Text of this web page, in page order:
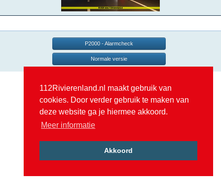
112Rivierenland.nl maakt gebruik van
cookies. Door verder gebruik te maken van
deze website ga je hiermee akkoord.
Meer informatie
Akkoord
P2000 - Alarmcheck
Normale versie